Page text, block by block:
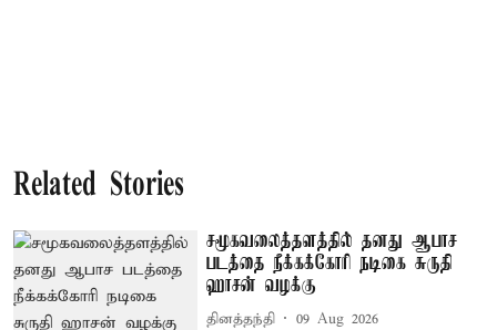
Related Stories
சமூகவலைத்தளத்தில் தனது ஆபாச
படத்தை நீக்கக்கோரி நடிகை சுருதி
ஹாசன் வழக்கு
தினத்தந்தி 09 Aug 2026